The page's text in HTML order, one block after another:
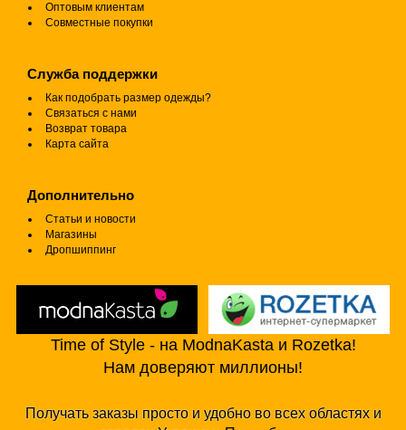
Оптовым клиентам
Совместные покупки
Служба поддержки
Как подобрать размер одежды?
Связаться с нами
Возврат товара
Карта сайта
Дополнительно
Статьи и новости
Магазины
Дропшиппинг
Time of Style - на ModnaKasta и Rozetka!
Нам доверяют миллионы!
Получать заказы просто и удобно во всех областях и